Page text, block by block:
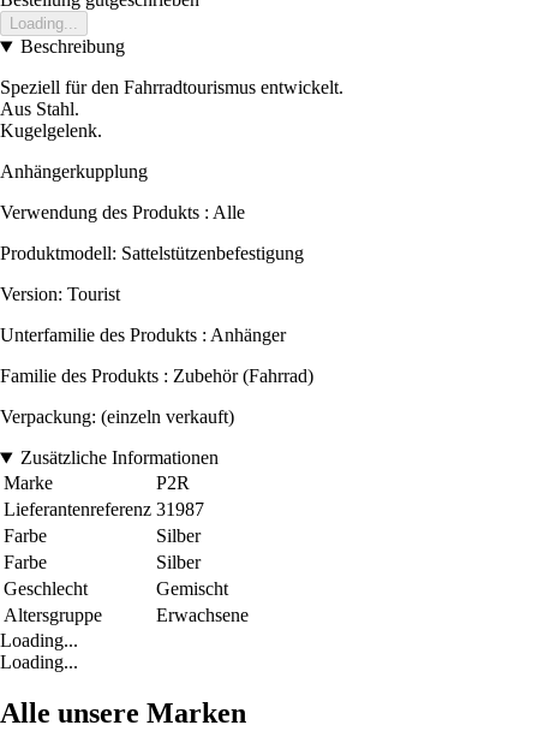
Loading...
Beschreibung
Speziell für den Fahrradtourismus entwickelt.
Aus Stahl.
Kugelgelenk.
Anhängerkupplung
Verwendung des Produkts : Alle
Produktmodell: Sattelstützenbefestigung
Version: Tourist
Unterfamilie des Produkts : Anhänger
Familie des Produkts : Zubehör (Fahrrad)
Verpackung: (einzeln verkauft)
Zusätzliche Informationen
Marke
P2R
Lieferantenreferenz 31987
Farbe
Silber
Farbe
Silber
Geschlecht
Gemischt
Altersgruppe
Erwachsene
Loading...
Loading...
Alle unsere Marken